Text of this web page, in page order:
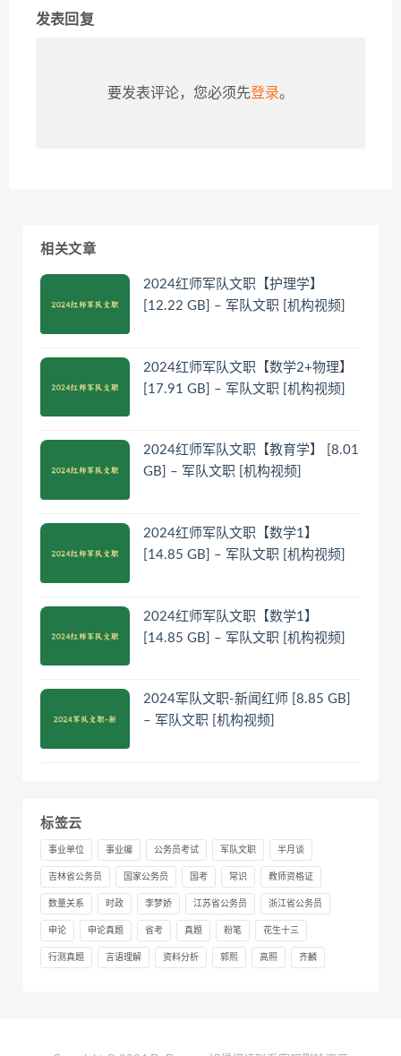
发表回复
要发表评论，您必须先登录。
相关文章
2024红师军队文职【护理学】
[12.22 GB] – 军队文职 [机构视频]
2024红师军队文职【数学2+物理】
[17.91 GB] – 军队文职 [机构视频]
2024红师军队文职【教育学】 [8.01
GB] – 军队文职 [机构视频]
2024红师军队文职【数学1】
[14.85 GB] – 军队文职 [机构视频]
2024红师军队文职【数学1】
[14.85 GB] – 军队文职 [机构视频]
2024军队文职-新闻红师 [8.85 GB]
– 军队文职 [机构视频]
标签云
事业单位 事业编 公务员考试 军队文职 半月谈
吉林省公务员 国家公务员 国考 常识 教师资格证
数量关系 时政 李梦娇 江苏省公务员 浙江省公务员
申论 申论真题 省考 真题 粉笔 花生十三
行测真题 言语理解 资料分析 郭熙 高照 齐麟